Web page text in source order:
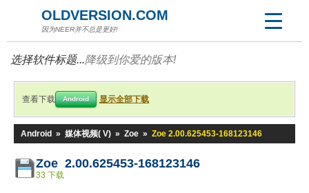
OLDVERSION.COM
因为NEER并不总是更好!
选择软件标题...降级到你爱的版本!
查看下载 Android 显示全部下载
Android » 媒体视频( V) » Zoe » Zoe 2.00.625453-168123146
Zoe 2.00.625453-168123146
33 下载